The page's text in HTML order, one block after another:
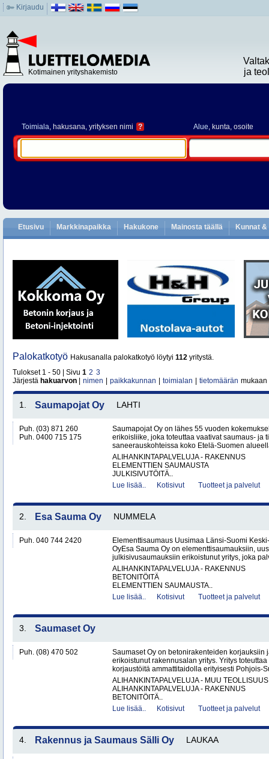
Kirjaudu
Kotimainen yrityshakemisto
ja
Toimiala, hakusana, yrityksen nimi ? Alue, kunta, osoite
Etusivu Markkinapaikka Hakukone Mainosta täällä Kunnat
Palokatkotyö Hakusanalla palokatkotyö löytyi 112 yritystä.
Tulokset 1 - 50 | Sivu 1 2 3
Järjestä hakuarvon nimen paikkakunnan toimialan tietomäärän mukaan
1. Saumapojat Oy LAHTI
Puh. (03) 871 260
Puh. 0400 715 175
Saumapojat Oy on lähes 55 vuoden
erikoisliike, joka toteuttaa vaativat saumaus- ja
saneerauskohteissa koko Etelä-Suomen
ALIHANKINTAPALVELUJA - RAKENNUS
ELEMENTTIEN SAUMAUSTA
JULKISIVUTÖITÄ..
Lue lisää..
Kotisivut Tuotteet ja palvelut
2. Esa Sauma Oy NUMMELA
Puh. 040 744 2420
Elementtisaumaus Uusimaa Länsi-Suomi
OyEsa Sauma Oy on elementtisaumauksiin,
julkisivusaumauksiin erikoistunut yritys, joka
ALIHANKINTAPALVELUJA - RAKENNUS
BETONITÖITÄ
ELEMENTTIEN SAUMAUSTA..
Lue lisää..
Kotisivut Tuotteet ja palvelut
3. Saumaset Oy
Puh. (08) 470 502
Saumaset Oy on betonirakenteiden korjauksiin
erikoistunut rakennusalan yritys. Yritys
korjaustöitä ammattitaidolla erityisesti Pohjois-
ALIHANKINTAPALVELUJA - MUU TEOLLISUUS
ALIHANKINTAPALVELUJA - RAKENNUS
BETONITÖITÄ..
Lue lisää..
Kotisivut Tuotteet ja palvelut
4. Rakennus ja Saumaus Sälli Oy LAUKAA